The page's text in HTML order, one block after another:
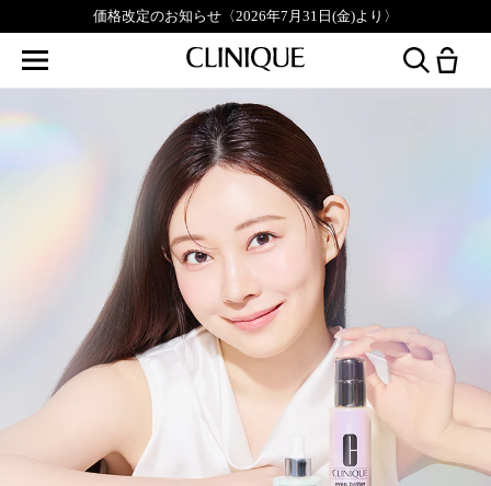
価格改定のお知らせ〈2026年7月31日(金)より〉